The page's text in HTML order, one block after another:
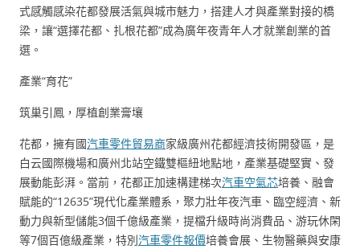
式感觸感染花都發展活氣與城市魅力，搭建人才與產業對接的橋
梁，讓“選擇花都、扎根花都”成為廣年夜青年人才就業創業的首
選。
產業“育花”
筑巢引鳳，厚植創業膏壤
花都，擁有國汽車零件貿易商家級廣州花都經濟技術開發區，是
白云國際機場和廣州北站空鐵雙樞紐地點地，產業基礎堅實、發
展動能彭湃。當前，花都正加速構建梯次汽車空氣芯培養、融會
賦能的“12635”現代化產業體系，聚力壯年夜汽車、臨空經濟、新
動力與新型儲能3個千億級產業，提檔升級時尚消費品、游玩休閑
等7個百億級產業，特別汽車零件報價培養會展、生物醫藥與安康